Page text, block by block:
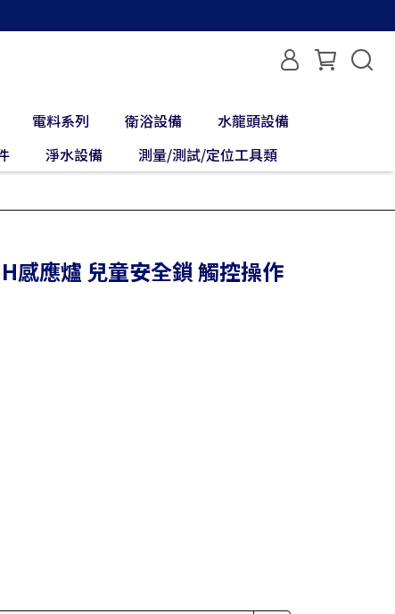
電料系列 衛浴設備
水龍頭設備
淨水設備 測量/測試/定位工具類
感應爐 兒童安全鎖 觸控操作